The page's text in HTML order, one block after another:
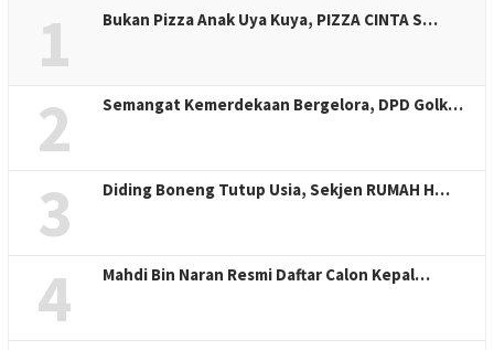
1 Bukan Pizza Anak Uya Kuya, PIZZA CINTA S…
2 Semangat Kemerdekaan Bergelora, DPD Golk…
3 Diding Boneng Tutup Usia, Sekjen RUMAH H…
4 Mahdi Bin Naran Resmi Daftar Calon Kepal…